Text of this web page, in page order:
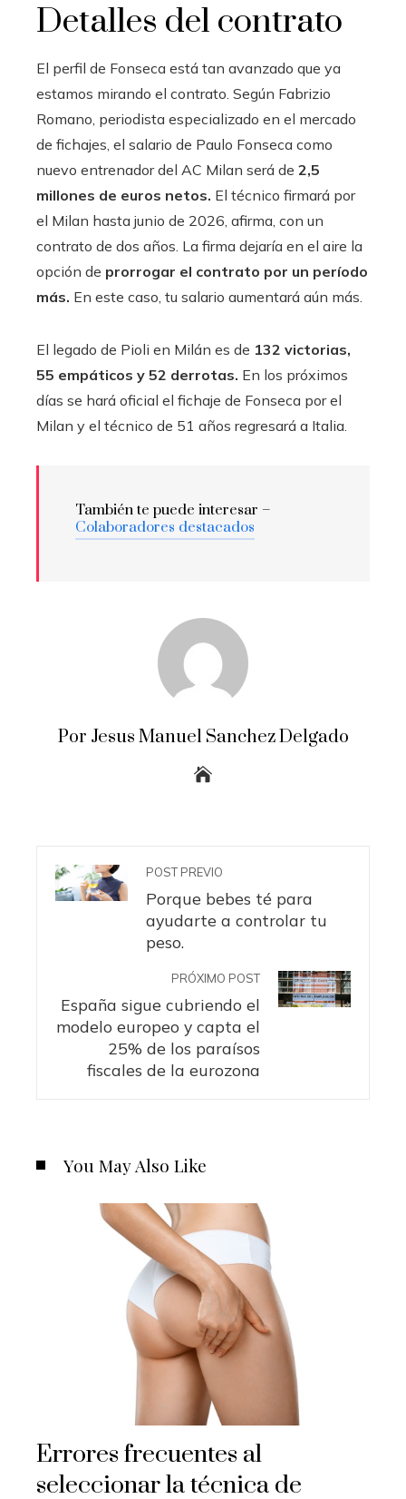
Detalles del contrato
El perfil de Fonseca está tan avanzado que ya
estamos mirando el contrato. Según Fabrizio
Romano, periodista especializado en el mercado
de fichajes, el salario de Paulo Fonseca como
nuevo entrenador del AC Milan será de 2,5
millones de euros netos. El técnico firmará por
el Milan hasta junio de 2026, afirma, con un
contrato de dos años. La firma dejaría en el aire la
opción de prorrogar el contrato por un período
más. En este caso, tu salario aumentará aún más.
El legado de Pioli en Milán es de 132 victorias,
55 empáticos y 52 derrotas. En los próximos
días se hará oficial el fichaje de Fonseca por el
Milan y el técnico de 51 años regresará a Italia.
También te puede interesar –
Colaboradores destacados
Por Jesus Manuel Sanchez Delgado
POST PREVIO
Porque bebes té para
ayudarte a controlar tu
peso.
PRÓXIMO POST
España sigue cubriendo el
modelo europeo y capta el
25% de los paraísos
fiscales de la eurozona
You May Also Like
Errores frecuentes al
seleccionar la técnica de